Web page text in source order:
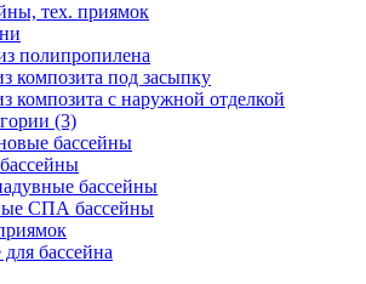
тех. приямок
полипропилена
композита под засыпку
композита с наружной отделкой
(3)
бассейны
бассейны
СПА бассейны
бассейна